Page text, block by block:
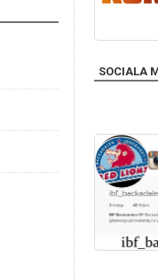
SOCIALA